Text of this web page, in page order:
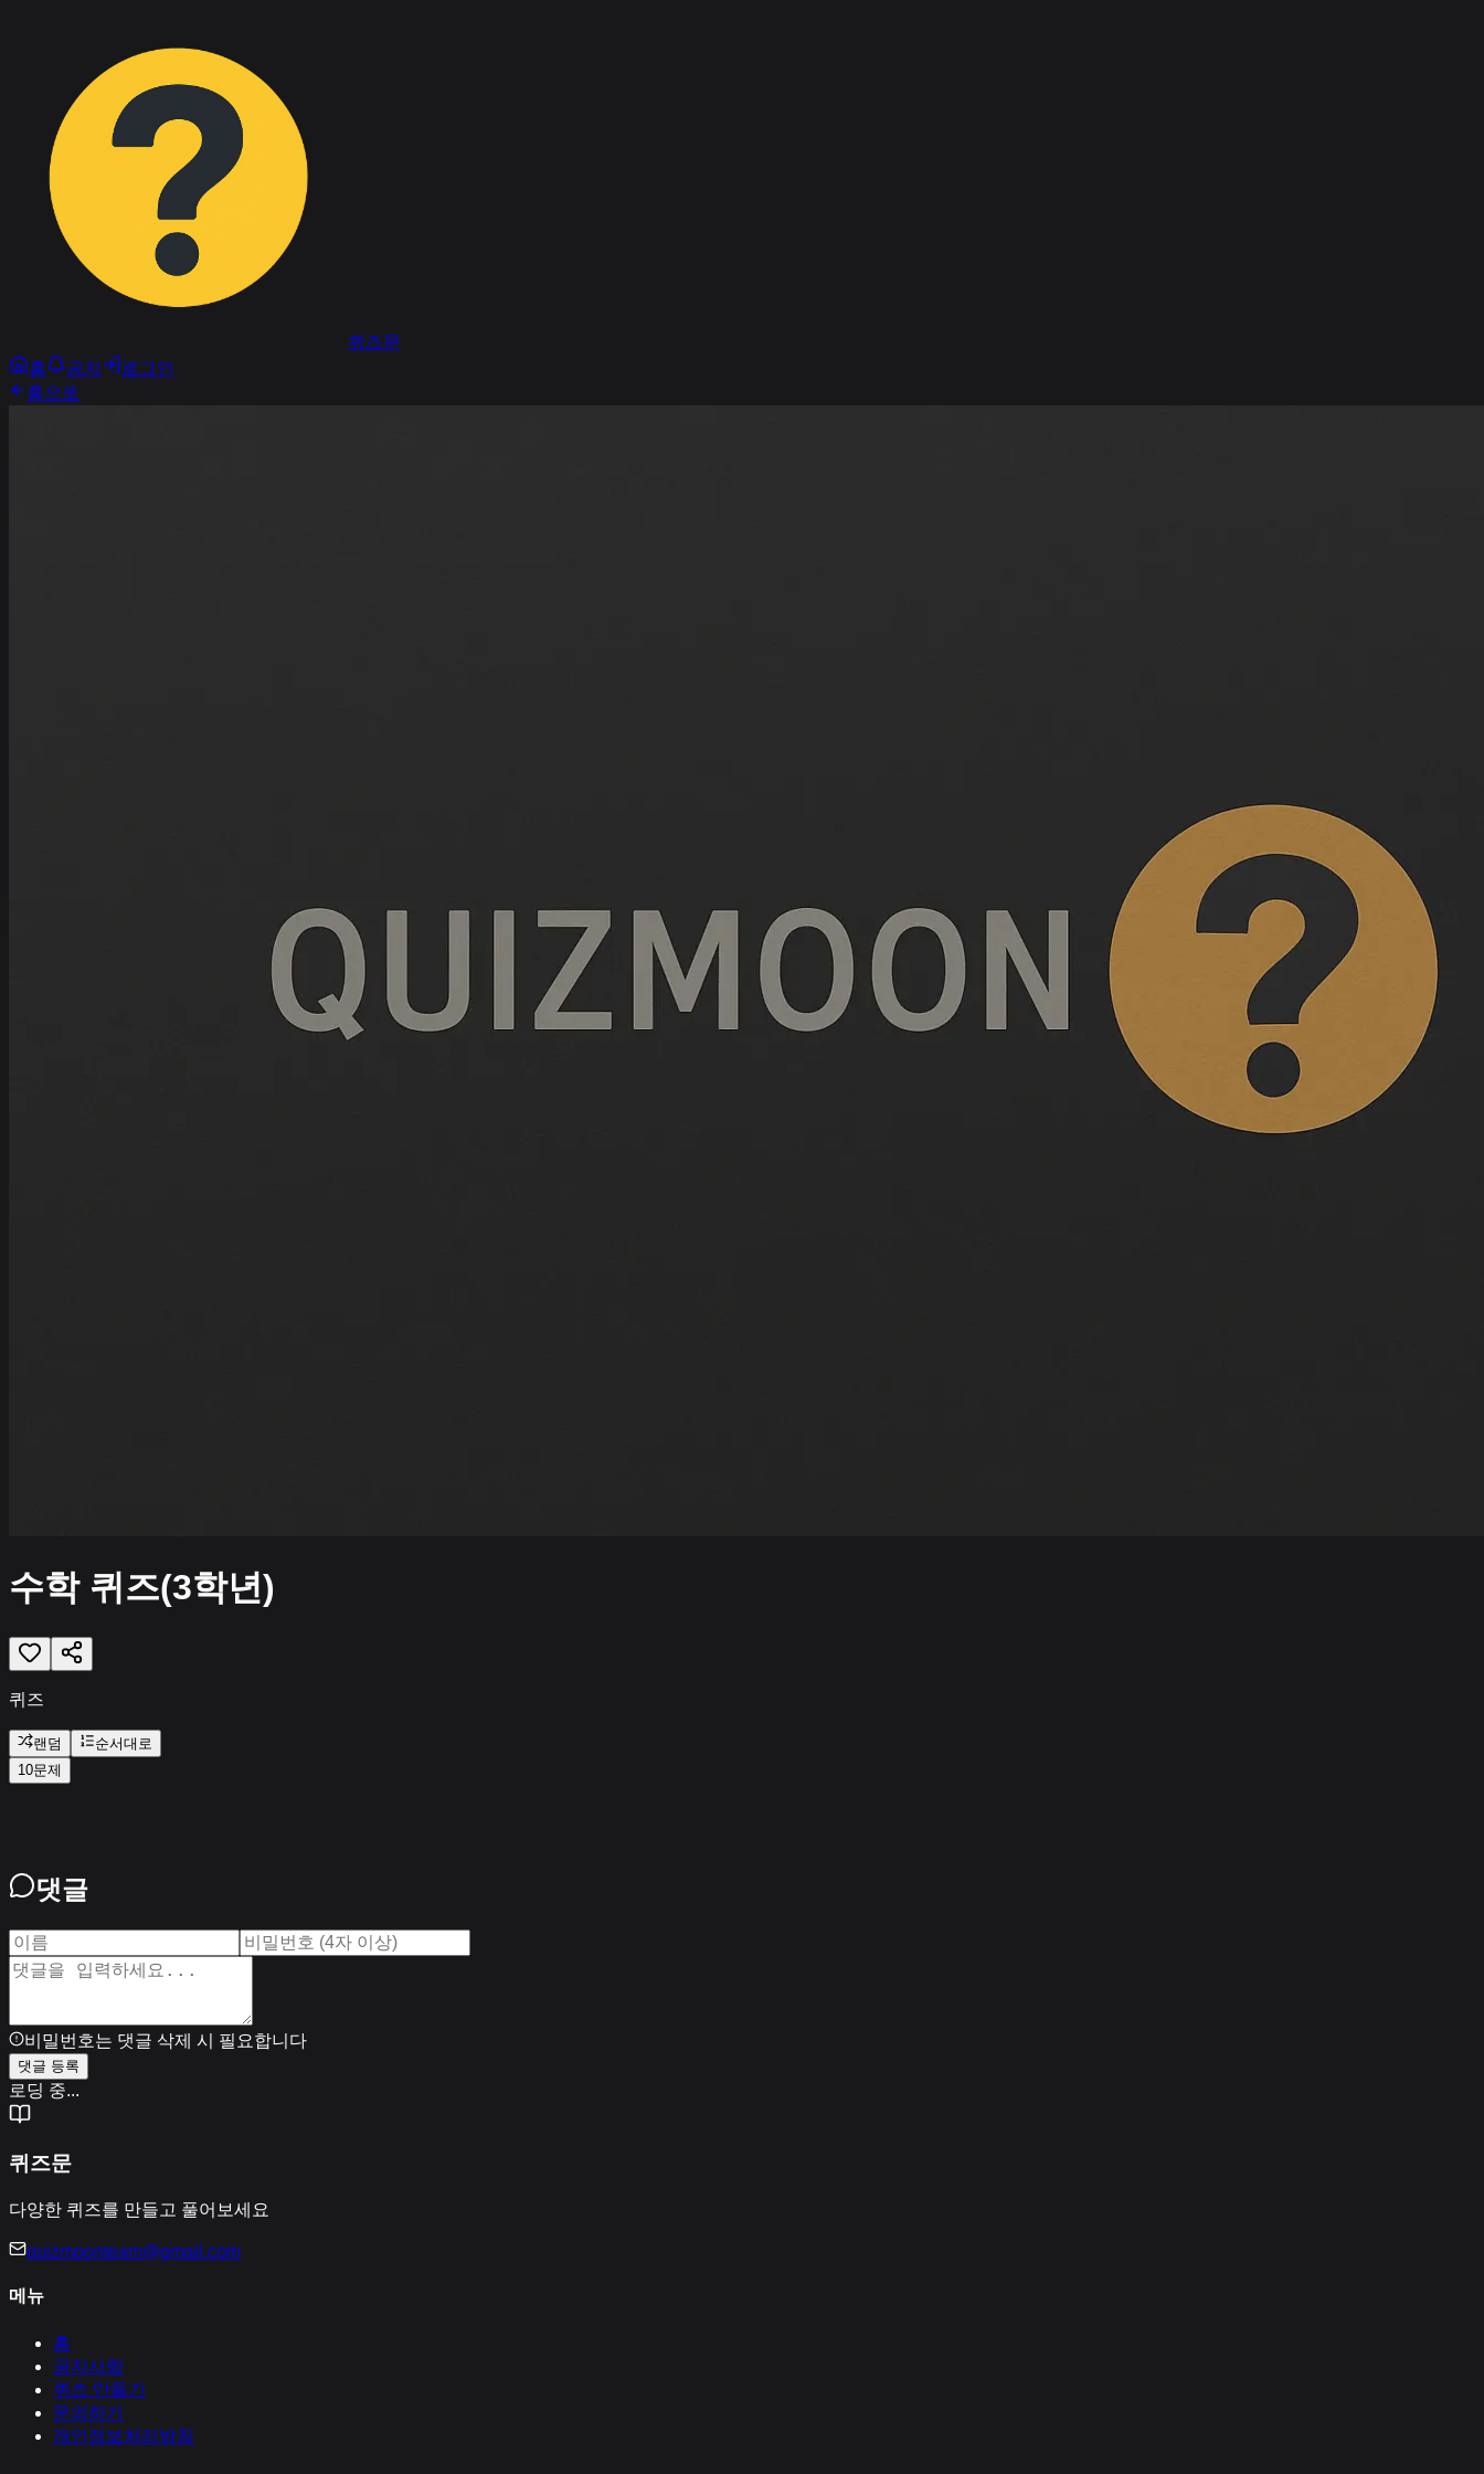
퀴즈문
홈
공지
로그인
홈으로
수학 퀴즈(3학년)
퀴즈
랜덤
순서대로
10문제
댓글
비밀번호는 댓글 삭제 시 필요합니다
댓글 등록
로딩 중...
퀴즈문
다양한 퀴즈를 만들고 풀어보세요
quizmoonteam@gmail.com
메뉴
홈
공지사항
퀴즈 만들기
문의하기
개인정보처리방침